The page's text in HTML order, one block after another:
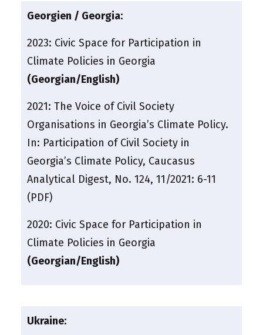
Georgien / Georgia:
2023: Civic Space for Participation in
Climate Policies in Georgia
(Georgian/English)
2021: The Voice of Civil Society
Organisations in Georgia’s Climate Policy.
In: Participation of Civil Society in
Georgia’s Climate Policy, Caucasus
Analytical Digest, No. 124, 11/2021: 6-11
(PDF)
2020: Civic Space for Participation in
Climate Policies in Georgia
(Georgian/English)
Ukraine: